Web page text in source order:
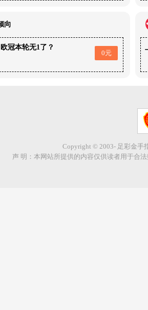
向
冠本轮无1了？
0元
Copyright © 2003- 足彩金手
声 明：本网站所提供的内容仅供读者用于合